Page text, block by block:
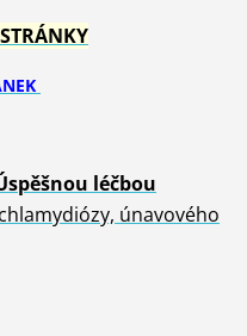
léčbou
chlamydiózy, únavového